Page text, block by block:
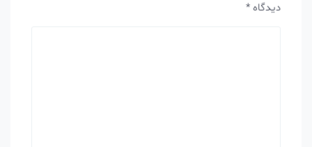
دیدگاه *